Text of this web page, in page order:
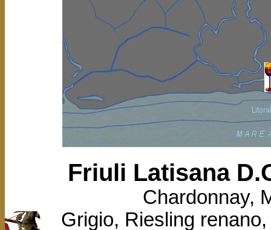
Finalmente, il seme gettato oltre due millenni prima dai
vita a vasti modernissimi vigneti, i cui vini ora conosciuti e
Viaggiando da Altino per il Veneto Orientale e il Basso Friuli
giardini, ci si ferma in borghi e cittadine vivaci ed
conosciuti. In queste terre, fino alla Livenza, si producono vini
sinistra Livenza e fino al Tagliamento la denominazione di
questi vini hanno quanto serve non solo per nobilitare la
Orientale, avendo anche le qualità necessarie per essere
che da Altino s’è progressivamente diffusa sia in terraferma
ancor oggi fra le più splendide e ammirate dell’intero pianeta.
Friuli Latisana
Chardonnay,
Grigio, Riesling